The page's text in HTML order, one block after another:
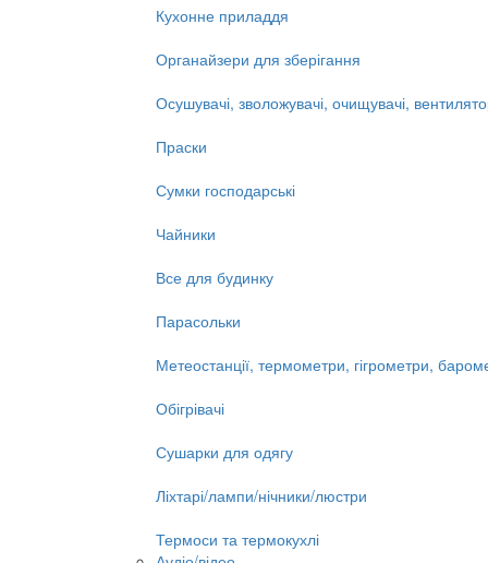
Кухонне приладдя
Органайзери для зберігання
Осушувачі, зволожувачі, очищувачі,
Праски
Сумки господарські
Чайники
Все для будинку
Парасольки
Метеостанції, термометри, гігрометри,
Обігрівачі
Сушарки для одягу
Ліхтарі/лампи/нічники/люстри
Термоси та термокухлі